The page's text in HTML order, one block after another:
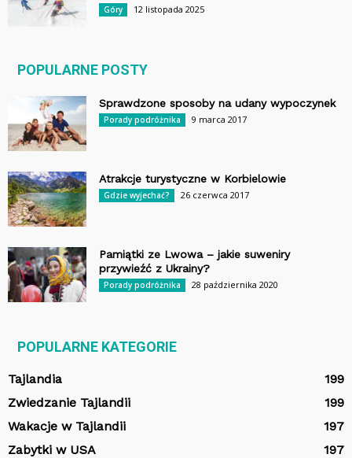
Góry 12 listopada 2025
POPULARNE POSTY
Sprawdzone sposoby na udany wypoczynek
Porady podróżnika 9 marca 2017
Atrakcje turystyczne w Korbielowie
Gdzie wyjechać? 26 czerwca 2017
Pamiątki ze Lwowa – jakie suweniry
przywieźć z Ukrainy?
Porady podróżnika 28 października 2020
POPULARNE KATEGORIE
Tajlandia
199
Zwiedzanie Tajlandii
199
Wakacje w Tajlandii
197
Zabytki w USA
197